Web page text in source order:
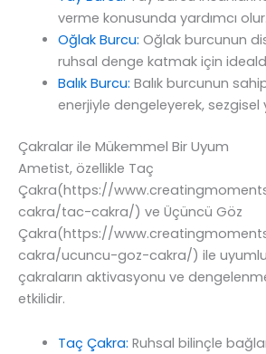
verme konusunda yardımcı olur.
Oğlak Burcu: Oğlak burcunun
ruhsal denge katmak için
Balık Burcu: Balık burcunun
enerjiyle dengeleyerek, sezgisel
Çakralar ile Mükemmel Bir Uyum
Ametist, özellikle Taç
Çakra(https://
cakra/tac-cakra/) ve Üçüncü Göz
Çakra(https://
cakra/ucuncu-goz-cakra/) ile
çakraların aktivasyonu ve
etkilidir.
Taç Çakra: Ruhsal bilinçle